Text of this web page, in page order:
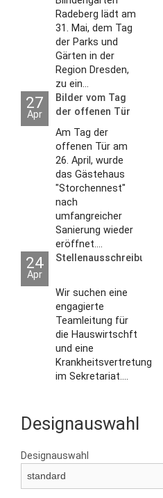
Radeberg lädt am
31. Mai, dem Tag
der Parks und
Gärten in der
Region Dresden,
zu ein...
27
Apr
Bilder vom Tag
der offenen Tür
2026
Am Tag der
offenen Tür am
26. April, wurde
das Gästehaus
"Storchennest"
nach
umfangreicher
Sanierung wieder
eröffnet....
24
Apr
Stellenausschreibungen
Wir suchen eine
engagierte
Teamleitung für
die Hauswirtschft
und eine
Krankheitsvertretung
im Sekretariat....
Designauswahl
Designauswahl